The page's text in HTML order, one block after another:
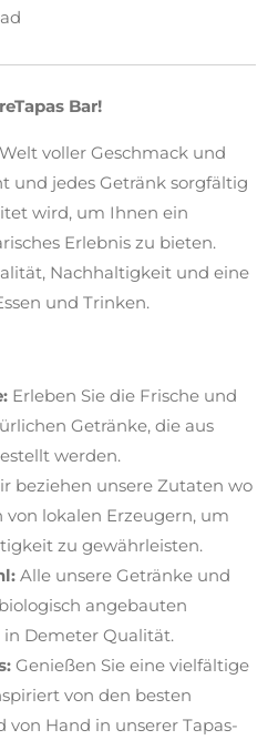
Bar!
voller Geschmack und
und jedes Getränk sorgfältig
wird, um Ihnen ein
Erlebnis zu bieten.
Nachhaltigkeit und eine
und Trinken.
Erleben Sie die Frische und
Getränke, die aus
werden.
beziehen unsere Zutaten wo
lokalen Erzeugern, um
zu gewährleisten.
Alle unsere Getränke und
angebauten
Demeter Qualität.
Genießen Sie eine vielfältige
von den besten
von Hand in unserer Tapas-